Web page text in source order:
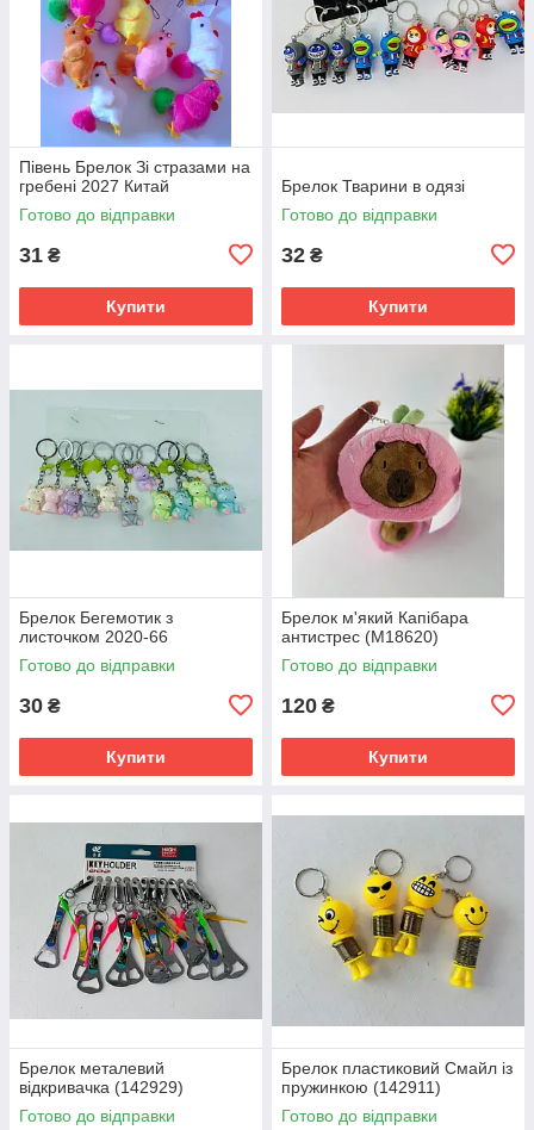
Півень Брелок Зі стразами на
гребені 2027 Китай
Готово до відправки
31 ₴
Купити
Брелок Тварини в одязі
Готово до відправки
32 ₴
Купити
Брелок Бегемотик з
листочком 2020-66
Готово до відправки
30 ₴
Купити
Брелок м'який Капібара
антистрес (М18620)
Готово до відправки
120 ₴
Купити
Брелок металевий
відкривачка (142929)
Готово до відправки
Брелок пластиковий Смайл із
пружинкою (142911)
Готово до відправки